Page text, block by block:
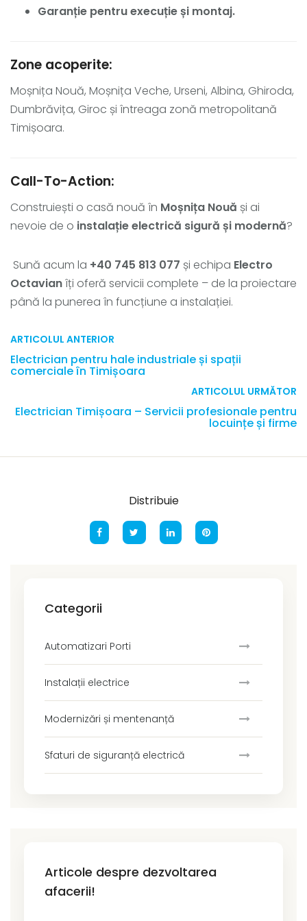
Garanție pentru execuție și montaj.
Zone acoperite:
Moșnița Nouă, Moșnița Veche, Urseni, Albina, Ghiroda,
Dumbrăvița, Giroc și întreaga zonă metropolitană
Timișoara.
Call-To-Action:
Construiești o casă nouă în Moșnița Nouă și ai
nevoie de o instalație electrică sigură și modernă?
Sună acum la +40 745 813 077 și echipa Electro
Octavianîți oferă servicii complete – de la proiectare
până la punerea în funcțiune a instalației.
ARTICOLUL ANTERIOR
Electrician pentru hale industriale și spații
comerciale în Timișoara
ARTICOLUL URMĂTOR
Electrician Timișoara – Servicii profesionale pentru
locuințe și firme
Distribuie
Categorii
Automatizari Porti
Instalații electrice
Modernizări și mentenanță
Sfaturi de siguranță electrică
Articole despre dezvoltarea
afacerii!